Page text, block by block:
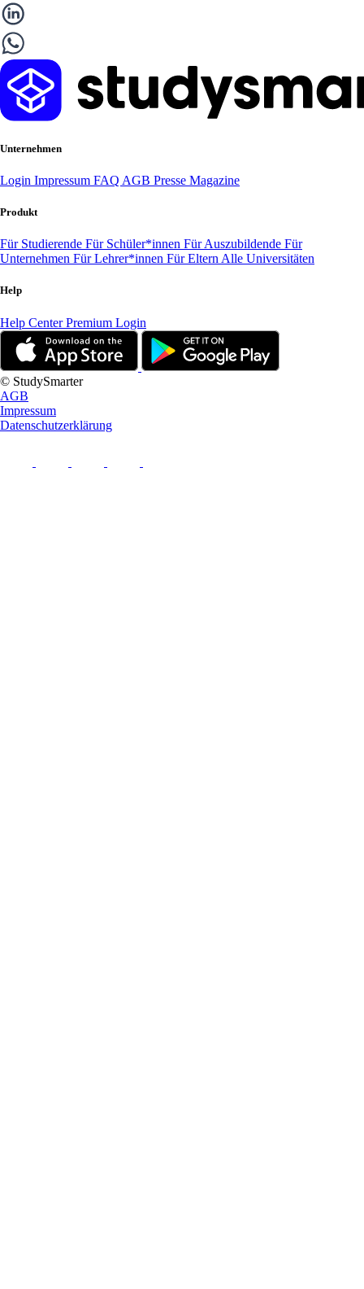
Unternehmen
Login Impressum FAQ AGB Presse Magazine
Produkt
Für Studierende Für Schüler*innen Für Auszubildende Für
Unternehmen Für Lehrer*innen Für Eltern Alle Universitäten
Help
Help CenterPremium Login
© StudySmarter
AGB
Impressum
Datenschutzerklärung